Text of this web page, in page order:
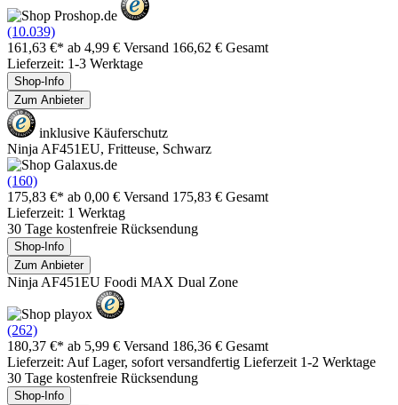
(10.039)
161,63 €* ab 4,99 € Versand 166,62 € Gesamt
Lieferzeit: 1-3 Werktage
Shop-Info
Zum Anbieter
inklusive Käuferschutz
Ninja AF451EU, Fritteuse, Schwarz
(160)
175,83 €* ab 0,00 € Versand 175,83 € Gesamt
Lieferzeit: 1 Werktag
30 Tage kostenfreie Rücksendung
Shop-Info
Zum Anbieter
Ninja AF451EU Foodi MAX Dual Zone
(262)
180,37 €* ab 5,99 € Versand 186,36 € Gesamt
Lieferzeit: Auf Lager, sofort versandfertig Lieferzeit 1-2 Werktage
30 Tage kostenfreie Rücksendung
Shop-Info